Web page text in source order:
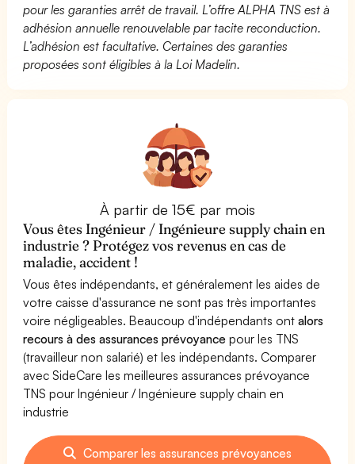
pour les garanties arrêt de travail. L’offre ALPHA TNS est à
adhésion annuelle renouvelable par tacite reconduction.
L’adhésion est facultative. Certaines des garanties
proposées sont éligibles à la Loi Madelin.
À partir de 15€ par mois
Vous êtes Ingénieur / Ingénieure supply chain en
industrie ? Protégez vos revenus en cas de
maladie, accident !
Vous êtes indépendants, et généralement les aides de
votre caisse d'assurance ne sont pas très importantes
voire négligeables. Beaucoup d'indépendants ontalors
recours à des assurances prévoyance pour les TNS
(travailleur non salarié) et les indépendants. Comparer
avec SideCare les meilleures assurances prévoyance
TNS pour Ingénieur / Ingénieure supply chain en
industrie
Comparer les assurances prévoyances